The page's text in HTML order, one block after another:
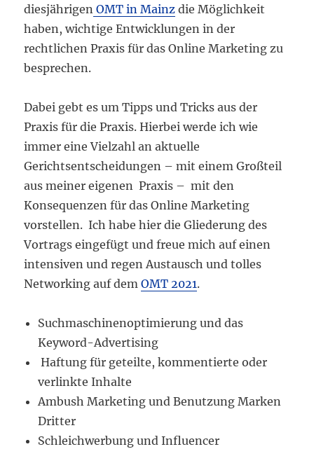
diesjährigen OMT in Mainz die Möglichkeit
haben, wichtige Entwicklungen in der
rechtlichen Praxis für das Online Marketing zu
besprechen.
Dabei gebt es um Tipps und Tricks aus der
Praxis für die Praxis. Hierbei werde ich wie
immer eine Vielzahl an aktuelle
Gerichtsentscheidungen – mit einem Großteil
aus meiner eigenen Praxis – mit den
Konsequenzen für das Online Marketing
vorstellen. Ich habe hier die Gliederung des
Vortrags eingefügt und freue mich auf einen
intensiven und regen Austausch und tolles
Networking auf demOMT 2021.
Suchmaschinenoptimierung und das
Keyword-Advertising
Haftung für geteilte, kommentierte oder
verlinkte Inhalte
Ambush Marketing und Benutzung Marken
Dritter
Schleichwerbung und Influencer